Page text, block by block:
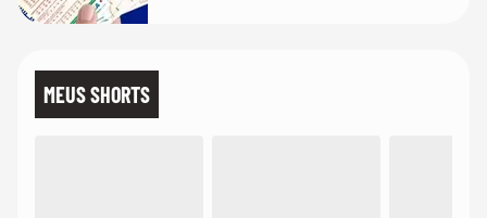
MEUS SHORTS